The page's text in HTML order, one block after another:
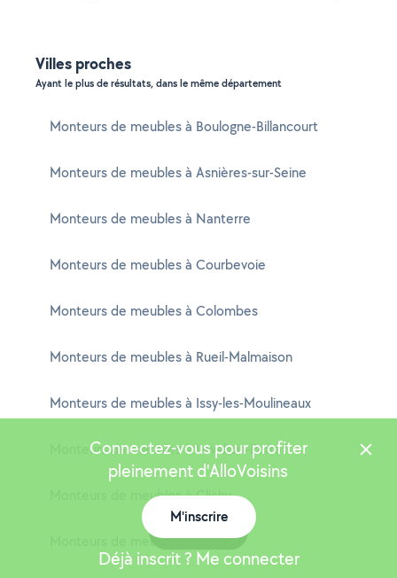
Villes proches
Ayant le plus de résultats, dans le même département
Monteurs de meubles à Boulogne-Billancourt
Monteurs de meubles à Asnières-sur-Seine
Monteurs de meubles à Nanterre
Monteurs de meubles à Courbevoie
Monteurs de meubles à Colombes
Monteurs de meubles à Rueil-Malmaison
Monteurs de meubles à Issy-les-Moulineaux
Monteurs de meubles à Levallois-Perret
Monteurs de meubles à Clichy
Monteurs de meubles à Antony
Connectez-vous pour profiter
pleinement d'AlloVoisins
M'inscrire
Déjà inscrit ? Me connecter